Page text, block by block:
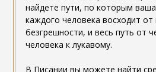
найдете пути, по которым
каждого человека восходит от
безгрешности, и весь путь от
человека к лукавому.
В Писании вы можете найти